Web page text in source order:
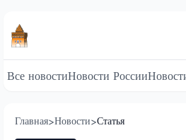
Все новостиНовости России
Главная>Новости>Статья